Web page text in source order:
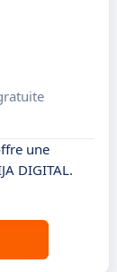
une
DIGITAL.